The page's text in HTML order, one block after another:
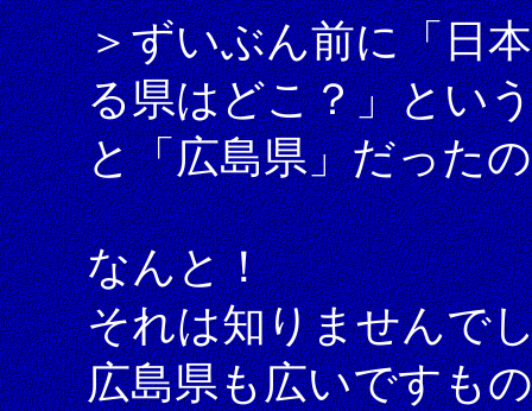
＞ずいぶん前に「日
る県はどこ？」とい
と「広島県」だった
なんと！
それは知りませんで
広島県も広いですも